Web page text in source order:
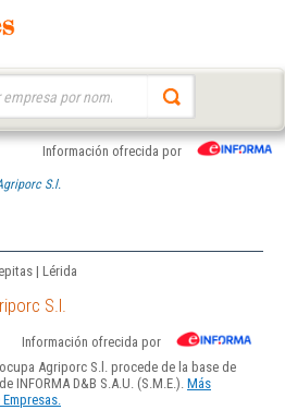
Información ofrecida por
S.l.
| Lérida
S.l.
Información ofrecida por
Agriporc S.l. procede de la base de
INFORMA D&B S.A.U. (S.M.E.). Más